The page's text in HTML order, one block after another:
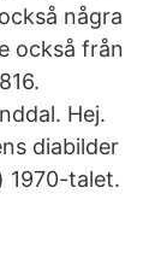
några
också från
Hej.
diabilder
1970-talet.